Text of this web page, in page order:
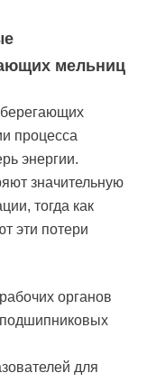
мельниц
процесса
энергии.
значительную
тогда как
эти потери
органов
для